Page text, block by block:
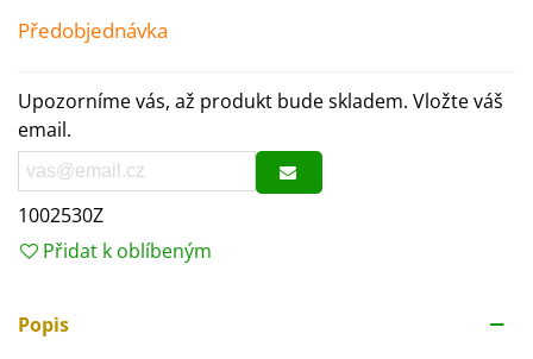
Předobjednávka
Upozorníme vás, až produkt bude skladem. Vložte váš
email.
1002530Z
Přidat k oblíbeným
Popis